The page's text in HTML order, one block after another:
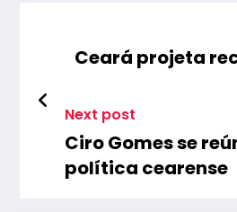
Ceará projeta
Next post
Ciro Gomes se
política cearense